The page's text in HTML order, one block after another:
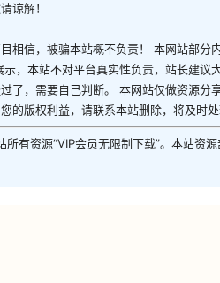
谅解！
相信，被骗本站概不负责！ 本网站部
，本站不对平台真实性负责，站长建
了，需要自己判断。 本网站仅做资源
的版权利益，请联系本站删除，将及时处
所有资源“VIP会员无限制下载”。本站资